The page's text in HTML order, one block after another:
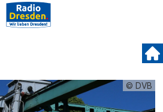
© DVB